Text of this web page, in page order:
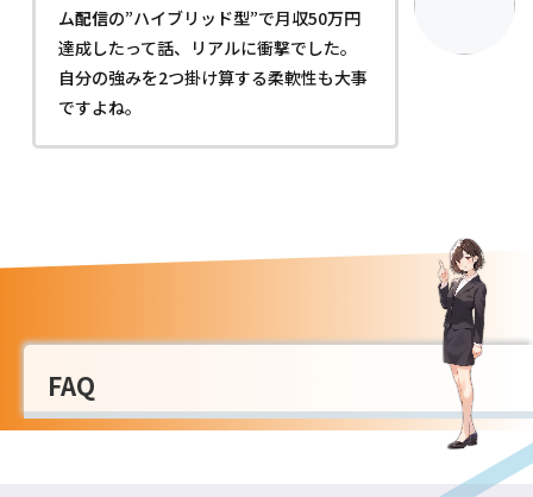
ム配信の”ハイブリッド型”で月収50万円
達成したって話、リアルに衝撃でした。
自分の強みを2つ掛け算する柔軟性も大事
ですよね。
FAQ